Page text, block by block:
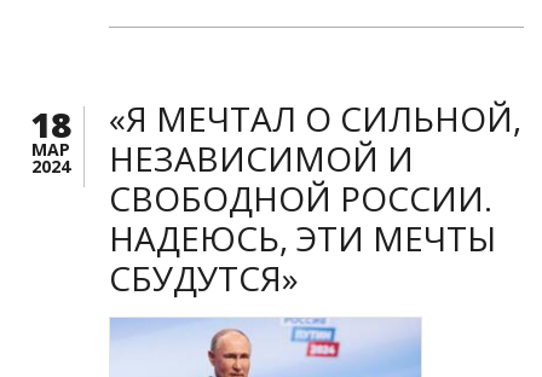
18
МАР
2024
«Я МЕЧТАЛ О СИЛЬНОЙ,
НЕЗАВИСИМОЙ И
СВОБОДНОЙ РОССИИ.
НАДЕЮСЬ, ЭТИ МЕЧТЫ
СБУДУТСЯ»